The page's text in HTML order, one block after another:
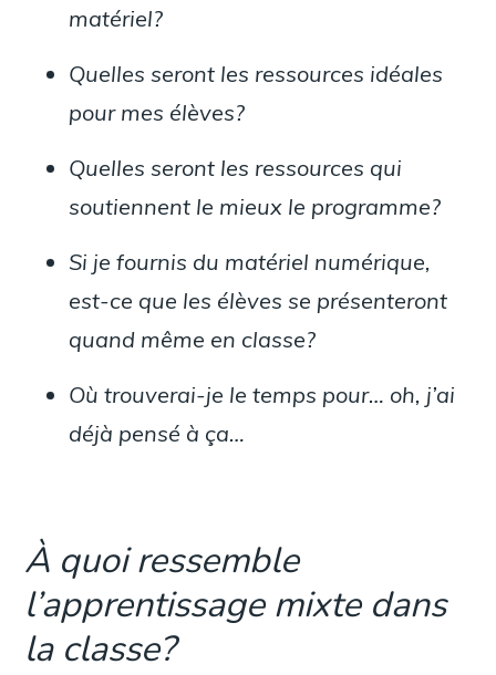
matériel?
Quelles seront les ressources idéales
pour mes élèves?
Quelles seront les ressources qui
soutiennent le mieux le programme?
Si je fournis du matériel numérique,
est-ce que les élèves se présenteront
quand même en classe?
Où trouverai-je le temps pour… oh, j’ai
déjà pensé à ça…
À quoi ressemble
l’apprentissage mixte dans
la classe?